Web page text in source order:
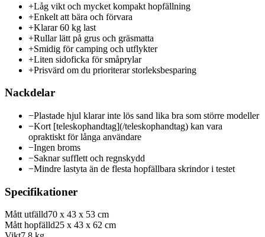
+Låg vikt och mycket kompakt hopfällning
+Enkelt att bära och förvara
+Klarar 60 kg last
+Rullar lätt på grus och gräsmatta
+Smidig för camping och utflykter
+Liten sidoficka för småprylar
+Prisvärd om du prioriterar storleksbesparing
Nackdelar
−Plastade hjul klarar inte lös sand lika bra som större modeller
−Kort [teleskophandtag](/teleskophandtag) kan vara
opraktiskt för långa användare
−Ingen broms
−Saknar sufflett och regnskydd
−Mindre lastyta än de flesta hopfällbara skrindor i testet
Specifikationer
Mått utfälld70 x 43 x 53 cm
Mått hopfälld25 x 43 x 62 cm